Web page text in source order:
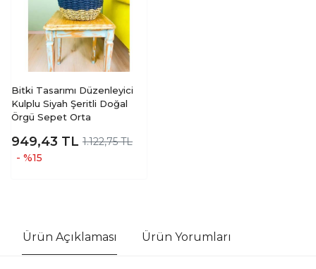
Bitki Tasarımı Düzenleyici
Kulplu Siyah Şeritli Doğal
Örgü Sepet Orta
949,43 TL 1.122,75 TL
- %15
Ürün Açıklaması Ürün Yorumları